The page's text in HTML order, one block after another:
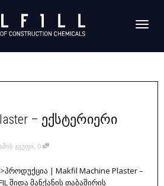
– ექსტერიერი
ჯგუფი, 0
| Makfil Machine Plaster –
შიდა მანქანის თაბაშირის